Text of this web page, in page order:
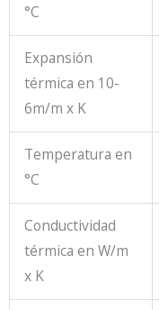
°C
Expansión
térmica en 10-
6m/m x K
Temperatura en
°C
Conductividad
térmica en W/m
x K